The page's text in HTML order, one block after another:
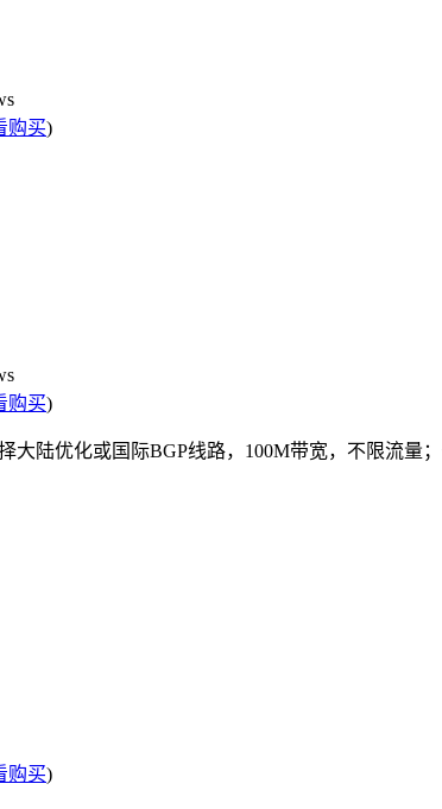
购买)
购买)
大陆优化或国际BGP线路，100M带宽，不限流量
购买)